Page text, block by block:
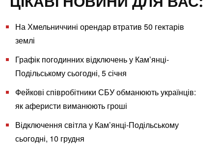
На Хмельниччині орендар втратив 50 гектарів
землі
Графік погодинних відключень у Кам’янці-
Подільському сьогодні, 5 січня
Фейкові співробітники СБУ обманюють українців:
як аферисти виманюють гроші
Відключення світла у Кам’янці-Подільському
сьогодні, 10 грудня